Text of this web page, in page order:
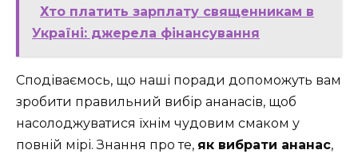
Хто платить зарплату священникам в
Україні: джерела фінансування
Сподіваємось, що наші поради допоможуть вам
зробити правильний вибір ананасів, щоб
насолоджуватися їхнім чудовим смаком у
повній мірі. Знання про те, як вибрати ананас,